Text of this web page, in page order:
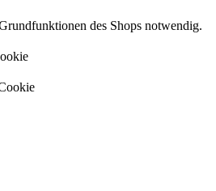
des Shops notwendig.